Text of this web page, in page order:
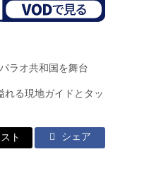
ラオ共和国を舞台
る現地ガイドとタッ
ト シェア